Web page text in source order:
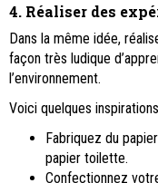
4. Réaliser des
Dans la même idée,
façon très ludique
l’environnement.
Voici quelques
Fabriquez du
papier toilette.
Confectionnez